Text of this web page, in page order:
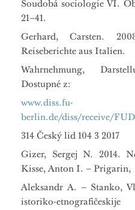
Soudobá sociologie VI.
21–41.
Gerhard, Carsten.
Reiseberichte aus Italien.
Wahrnehmung,
Dostupné z:
www.diss.fu-
berlin.de/diss/receive/
314 Český lid 104 3 2017
Gizer, Sergej N. 2014.
Kisse, Аnton I. – Prigarin,
Аleksandr A. – Stanko,
istoriko-etnografičeskije